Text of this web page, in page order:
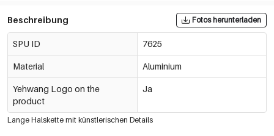
Beschreibung Fotos herunterladen
SPU ID 7625
Material Aluminium
Yehwang Logo on the
product
Ja
Lange Halskette mit künstlerischen Details